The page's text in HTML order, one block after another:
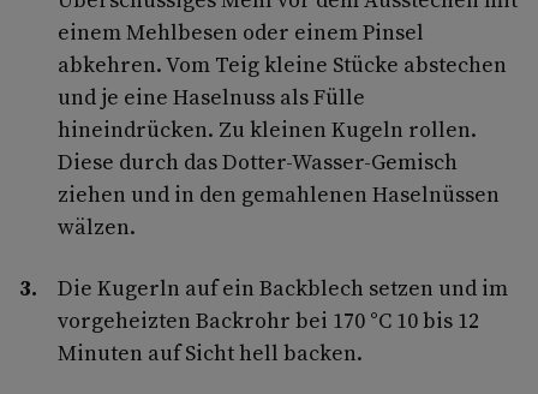
einem Mehl­besen oder einem Pinsel
abkehren. Vom Teig kleine Stücke abstechen
und je eine Haselnuss als Fülle
hineindrücken. Zu kleinen Kugeln rollen.
Diese durch das Dotter-Wasser-Gemisch
ziehen und in den gemahlenen Haselnüssen
wälzen.
Die Kugerln auf ein Backblech setzen und im
vorgeheizten Backrohr bei 170 °C 10 bis 12
Minuten auf Sicht hell backen.